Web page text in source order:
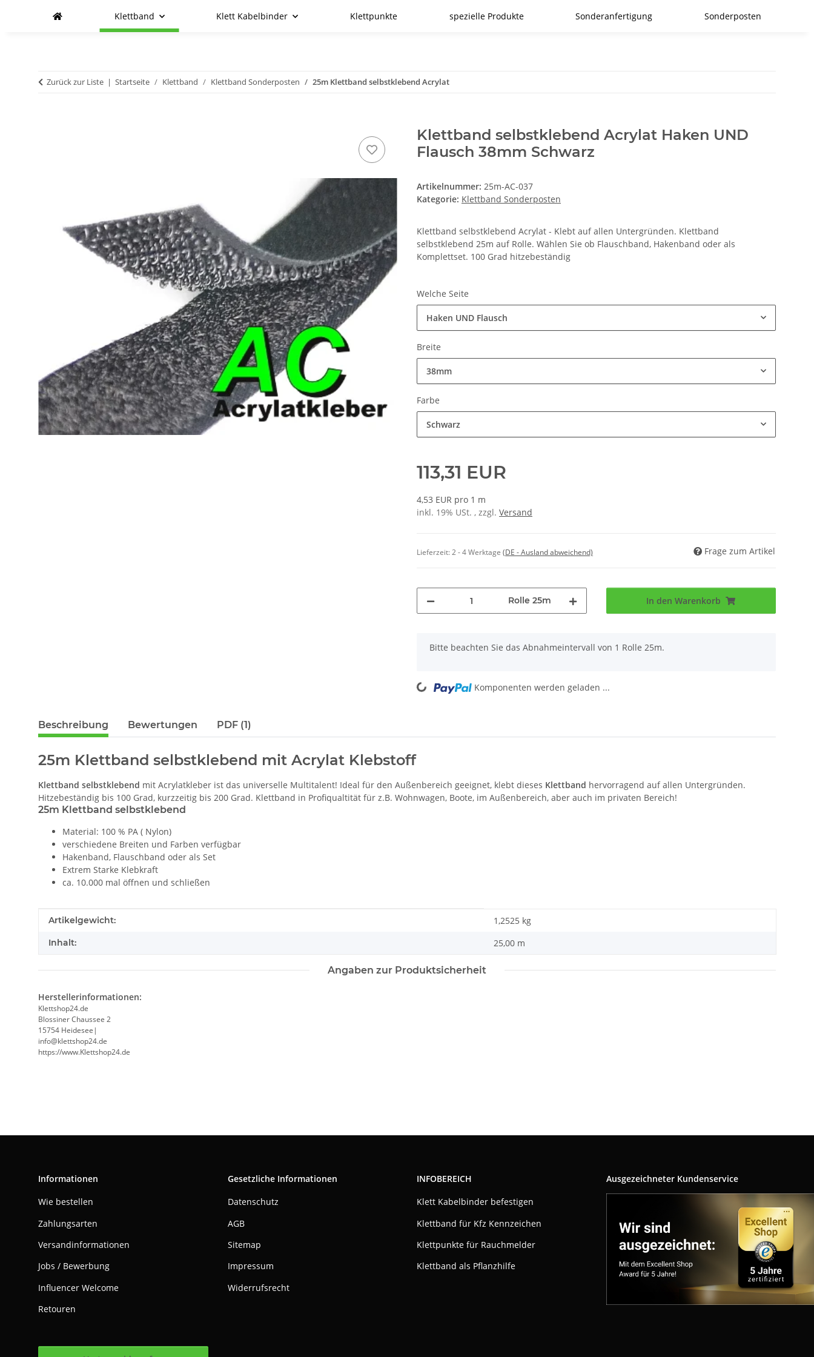
Klettband Klett Kabelbinder Klettpunkte spezielle Produkte Sonderanfertigung Sonderposten
Zurück zur Liste Startseite Klettband Klettband Sonderposten 25m Klettband selbstklebend Acrylat
Klettband selbstklebend Acrylat Haken UND
Flausch 38mm Schwarz
Artikelnummer: 25m-AC-037
Kategorie: Klettband Sonderposten
Klettband selbstklebend Acrylat - Klebt auf allen Untergründen. Klettband
selbstklebend 25m auf Rolle. Wählen Sie ob Flauschband, Hakenband oder als
Komplettset. 100 Grad hitzebeständig
Welche Seite
Haken UND Flausch
Breite
38mm
Farbe
Schwarz
113,31 EUR
4,53 EUR pro 1 m
inkl. 19% USt. , zzgl. Versand
Lieferzeit:2 - 4 Werktage (DE - Ausland abweichend) Frage zum Artikel
Rolle 25m In den Warenkorb
x
Bitte beachten Sie das Abnahmeintervall von 1 Rolle 25m.
Loading... Komponenten werden geladen ...
Beschreibung Bewertungen PDF (1)
25m Klettband selbstklebend mit Acrylat Klebstoff
Klettband selbstklebend mit Acrylatkleber ist das universelle Multitalent! Ideal für den Außenbereich geeignet, klebt dieses Klettband hervorragend auf allen Untergründen.
Hitzebeständig bis 100 Grad, kurzzeitig bis 200 Grad. Klettband in Profiqualtität für z.B. Wohnwagen, Boote, im Außenbereich, aber auch im privaten Bereich!
25m Klettband selbstklebend
Material: 100 % PA ( Nylon)
verschiedene Breiten und Farben verfügbar
Hakenband, Flauschband oder als Set
Extrem Starke Klebkraft
ca. 10.000 mal öffnen und schließen
Produkteigenschaft
Wert
Artikelgewicht: 1,2525 kg
Inhalt: 25,00 m
Angaben zur Produktsicherheit
Herstellerinformationen:
Klettshop24.de
Blossiner Chaussee 2
15754 Heidesee|
info@klettshop24.de
https://www.Klettshop24.de
Informationen
Wie bestellen
Zahlungsarten
Versandinformationen
Jobs / Bewerbung
Influencer Welcome
Retouren
Gesetzliche Informationen
Datenschutz
AGB
Sitemap
Impressum
Widerrufsrecht
INFOBEREICH
Klett Kabelbinder befestigen
Klettband für Kfz Kennzeichen
Klettpunkte für Rauchmelder
Klettband als Pflanzhilfe
Ausgezeichneter Kundenservice